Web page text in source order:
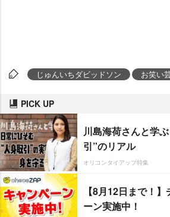
じゅんいちダビッドソン お笑い
PICK UP
川島海荷さんと学
引”のリアル
オリコンタイアップ特集
【8月12日まで！
ーン実施中！